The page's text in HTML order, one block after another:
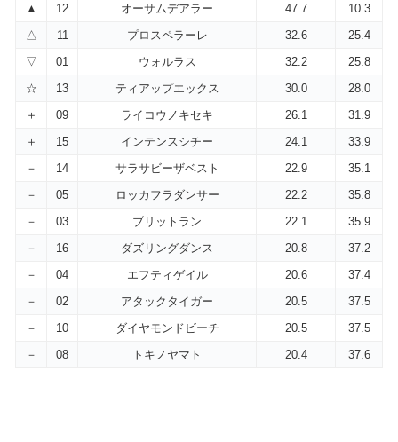
▲
12 オーサムデアラー 47.7
10.3
△
11 プロスペラーレ 32.6
25.4
▽
01 ウォルラス 32.2
25.8
☆
13 ティアップエックス 30.0
28.0
＋
09 ライコウノキセキ 26.1
31.9
＋
15 インテンスシチー 24.1
33.9
－
14 サラサビーザベスト 22.9
35.1
－
05 ロッカフラダンサー 22.2
35.8
－
03 ブリットラン 22.1
35.9
－
16 ダズリングダンス 20.8
37.2
－
04 エフティゲイル 20.6
37.4
－
02 アタックタイガー 20.5
37.5
－
10 ダイヤモンドビーチ 20.5
37.5
－
08 トキノヤマト 20.4 37.6